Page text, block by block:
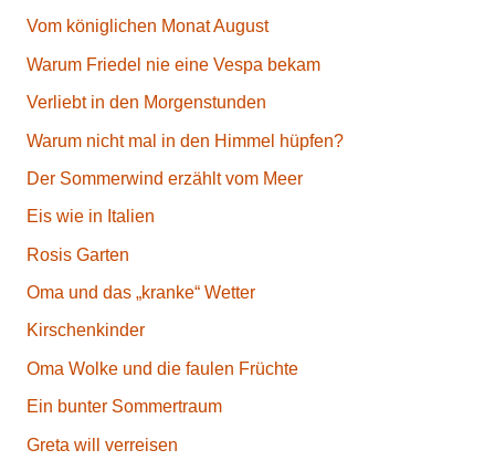
Vom königlichen Monat August
Warum Friedel nie eine Vespa bekam
Verliebt in den Morgenstunden
Warum nicht mal in den Himmel hüpfen?
Der Sommerwind erzählt vom Meer
Eis wie in Italien
Rosis Garten
Oma und das „kranke“ Wetter
Kirschenkinder
Oma Wolke und die faulen Früchte
Ein bunter Sommertraum
Greta will verreisen